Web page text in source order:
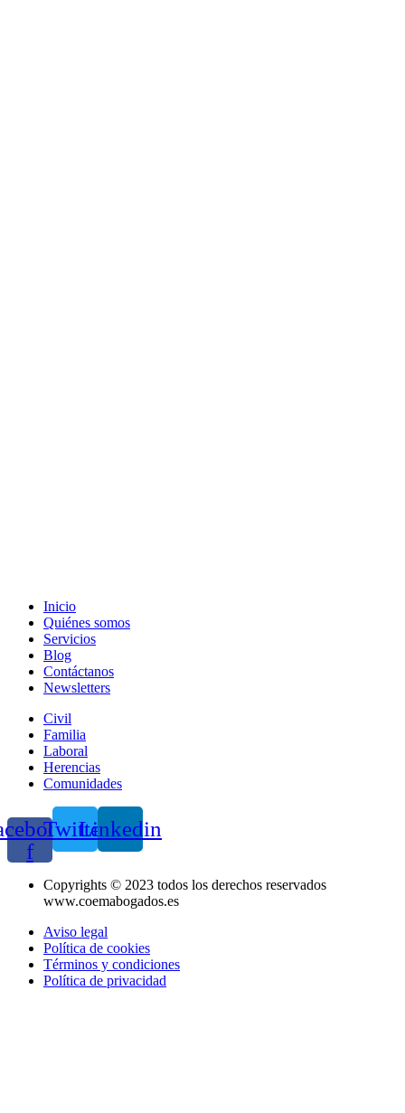
Inicio
Quiénes somos
Servicios
Blog
Contáctanos
Newsletters
Civil
Familia
Laboral
Herencias
Comunidades
f
TwitterLinkedin
Copyrights © 2023 todos los derechos reservados
www.coemabogados.es
Aviso legal
Política de cookies
Términos y condiciones
Política de privacidad